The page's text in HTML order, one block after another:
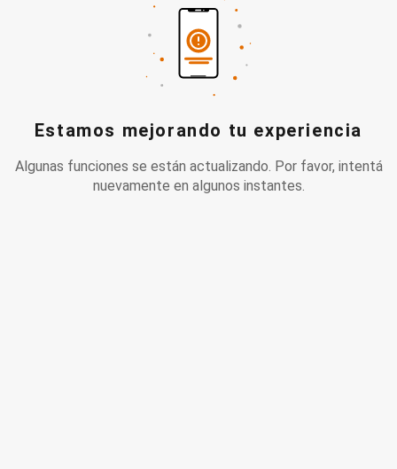
Estamos mejorando tu experiencia
Algunas funciones se están actualizando. Por favor, intentá
nuevamente en algunos instantes.